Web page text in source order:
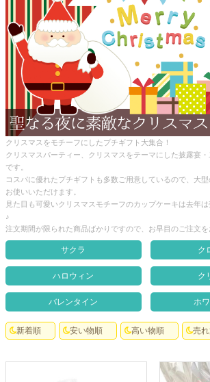
ウェルカムボード
クロックギフト
ペーパーアイテム
DIY用品
引菓子
引出物ギフト
カタログギフト
ブライダルバッグ
内祝い 出産祝い
季節イベント特集
会社概要
よくあるご質問
クリスマスをモチーフにしたプチギフト大集合！
クリスマスパーティー、クリスマスをテーマにした披露宴
です。
コスパに優れたプチギフトも多数ご用意しているので、大
お使いいただけます。
見た目も可愛いクリスマスモチーフのカップケーキは去年
♪
注文期間が限られた商品ばかりですので、お早目のご注文を
サクラ ク
ハロウィン ク
バレンタイン ホ
新着順 安い物順 高い物順 売